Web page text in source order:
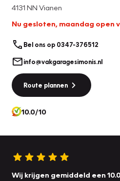
4131 NN Vianen
Nu gesloten, maandag open
Bel ons op 0347-376512
info@vakgaragesimonis.nl
Route plannen
10.0/10
Wij krijgen gemiddeld een